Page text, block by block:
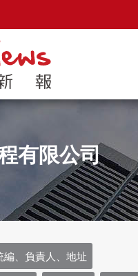
有限公司
、負責人、地址